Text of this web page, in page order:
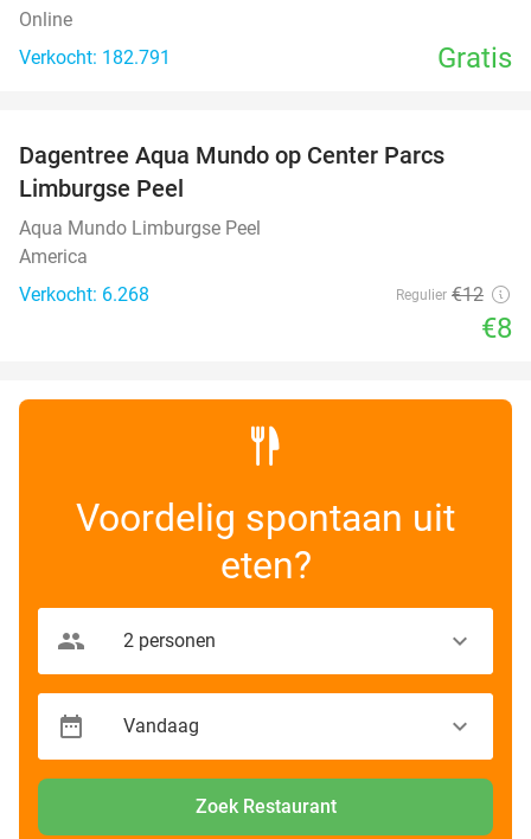
Online
Verkocht: 182.791
Gratis
Dagentree Aqua Mundo op Center Parcs
Limburgse Peel
Aqua Mundo Limburgse Peel
America
Verkocht: 6.268
Regulier €12
€8
Voordelig spontaan uit
eten?
Zoek Restaurant